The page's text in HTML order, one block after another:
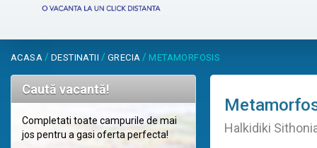
ACASA / DESTINATII / GRECIA / METAMORFOSIS
Caută vacantă!
Completati toate campurile de mai
jos pentru a gasi oferta perfecta!
Halkidiki